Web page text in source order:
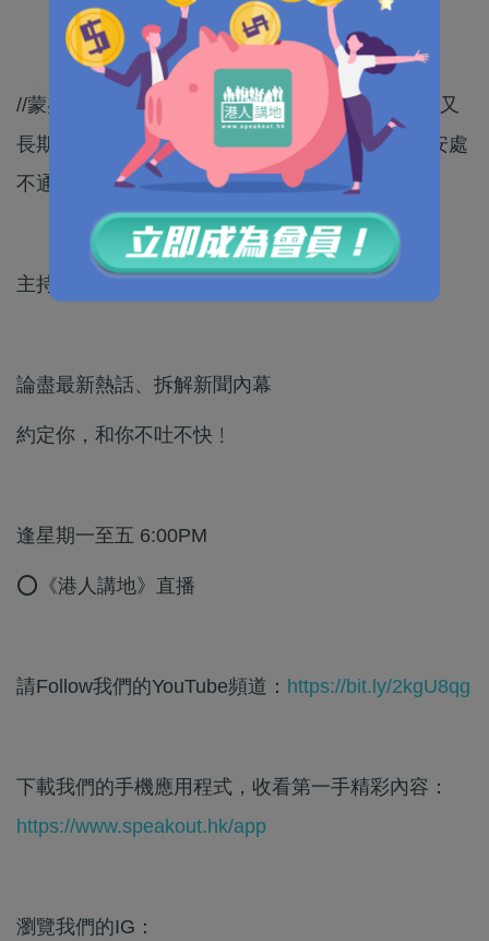
//蒙兆達離港後，曾在外地宣揚「港獨」；離港前又
長期擔任收受美國獻金組「職工盟」的高層，國安處
不通緝他，豈不是對不起國家、對不起香港？//
主持：《港人講地》執行總編輯許紹基
論盡最新熱話、拆解新聞內幕
約定你，和你不吐不快﹗
逢星期一至五 6:00PM
⭕《港人講地》直播
請Follow我們的YouTube頻道： https://bit.ly/2kgU8qg
下載我們的手機應用程式，收看第一手精彩內容：
https://www.speakout.hk/app
瀏覽我們的IG：